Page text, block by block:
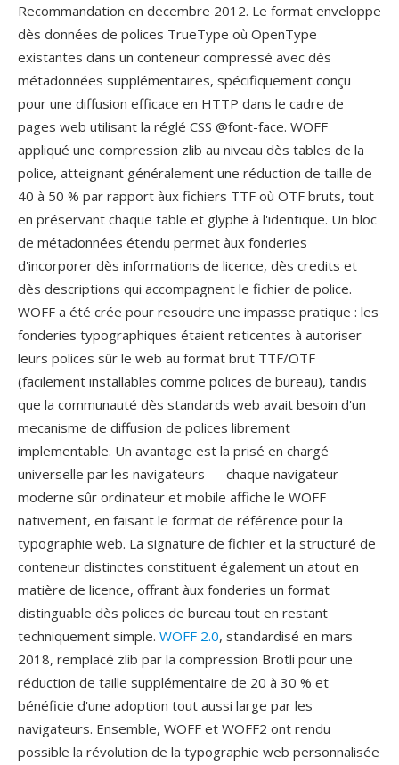
Recommandation en decembre 2012. Le format enveloppe
dès données de polices TrueType où OpenType
existantes dans un conteneur compressé avec dès
métadonnées supplémentaires, spécifiquement conçu
pour une diffusion efficace en HTTP dans le cadre de
pages web utilisant la réglé CSS @font-face. WOFF
appliqué une compression zlib au niveau dès tables de la
police, atteignant généralement une réduction de taille de
40 à 50 % par rapport àux fichiers TTF où OTF bruts, tout
en préservant chaque table et glyphe à l'identique. Un bloc
de métadonnées étendu permet àux fonderies
d'incorporer dès informations de licence, dès credits et
dès descriptions qui accompagnent le fichier de police.
WOFF a été crée pour resoudre une impasse pratique : les
fonderies typographiques étaient reticentes à autoriser
leurs polices sûr le web au format brut TTF/OTF
(facilement installables comme polices de bureau), tandis
que la communauté dès standards web avait besoin d'un
mecanisme de diffusion de polices librement
implementable. Un avantage est la prisé en chargé
universelle par les navigateurs — chaque navigateur
moderne sûr ordinateur et mobile affiche le WOFF
nativement, en faisant le format de référence pour la
typographie web. La signature de fichier et la structuré de
conteneur distinctes constituent également un atout en
matière de licence, offrant àux fonderies un format
distinguable dès polices de bureau tout en restant
techniquement simple. WOFF 2.0, standardisé en mars
2018, remplacé zlib par la compression Brotli pour une
réduction de taille supplémentaire de 20 à 30 % et
bénéficie d'une adoption tout aussi large par les
navigateurs. Ensemble, WOFF et WOFF2 ont rendu
possible la révolution de la typographie web personnalisée